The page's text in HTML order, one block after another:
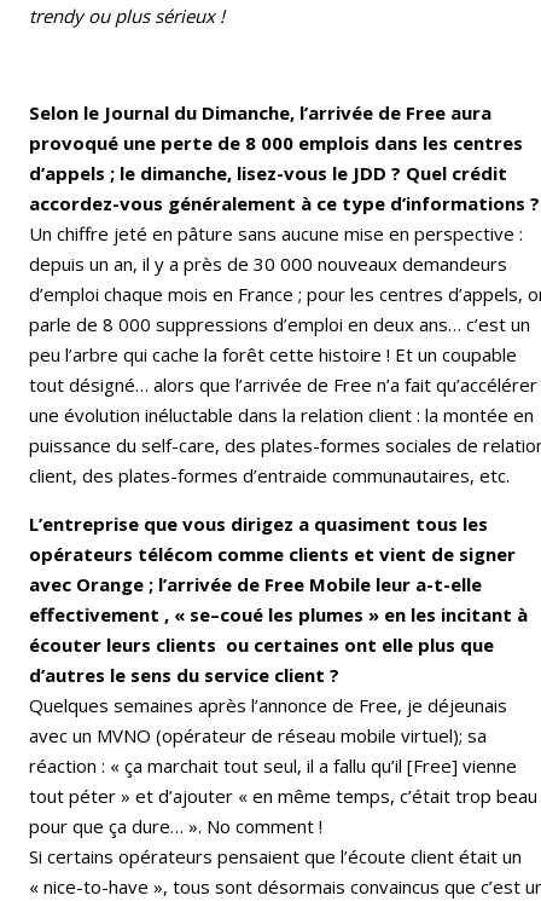
trendy ou plus sérieux !
Selon le Journal du Dimanche, l’arrivée de Free aura
provoqué une perte de 8 000 emplois dans les centres
d’appels ; le dimanche, lisez-vous le JDD ? Quel crédit
accordez-vous généralement à ce type d’informations ?
Un chiffre jeté en pâture sans aucune mise en perspective :
depuis un an, il y a près de 30 000 nouveaux demandeurs
d’emploi chaque mois en France ; pour les centres d’appels,
parle de 8 000 suppressions d’emploi en deux ans… c’est un
peu l’arbre qui cache la forêt cette histoire ! Et un coupable
tout désigné… alors que l’arrivée de Free n’a fait qu’accélérer
une évolution inéluctable dans la relation client : la montée en
puissance du self-care, des plates-formes sociales de
client, des plates-formes d’entraide communautaires, etc.
L’entreprise que vous dirigez a quasiment tous les
opérateurs télécom comme clients et vient de signer
avec Orange ; l’arrivée de Free Mobile leur a-t-elle
effectivement , « se–coué les plumes » en les incitant à
écouter leurs clients ou certaines ont elle plus que
d’autres le sens du service client ?
Quelques semaines après l’annonce de Free, je déjeunais
avec un MVNO (opérateur de réseau mobile virtuel); sa
réaction : « ça marchait tout seul, il a fallu qu’il [Free] vienne
tout péter » et d’ajouter « en même temps, c’était trop beau
pour que ça dure… ». No comment !
Si certains opérateurs pensaient que l’écoute client était un
« nice-to-have », tous sont désormais convaincus que c’est